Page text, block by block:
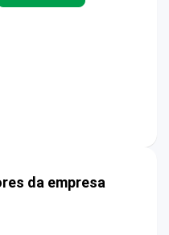
da empresa